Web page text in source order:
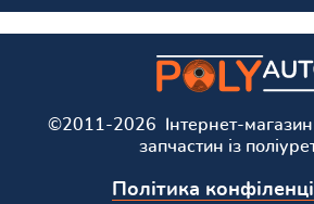
©2011-2026 Інтернет-магазин
запчастин із
Політика